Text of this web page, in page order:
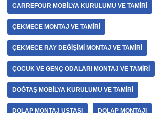
CARREFOUR MOBILYA KURULUMU VE TAMIRI
ÇEKMECE MONTAJ VE TAMIRI
ÇEKMECE RAY DEĞIŞIMI MONTAJ VE TAMIRI
ÇOCUK VE GENÇ ODALARI MONTAJ VE TAMIRI
DOĞTAŞ MOBILYA KURULUMU VE TAMIRI
DOLAP MONTAJ USTASI DOLAP MONTAJI